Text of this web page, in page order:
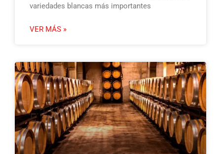
variedades blancas más importantes
VER MÁS »